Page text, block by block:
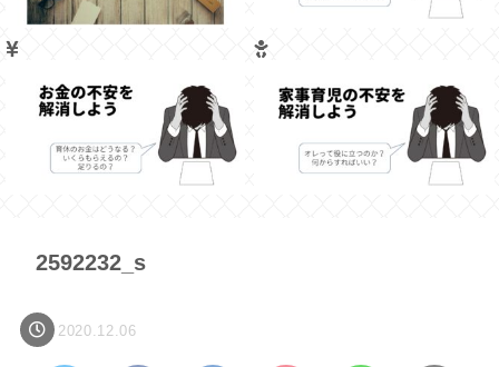
2592232_s
2020.12.06